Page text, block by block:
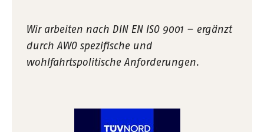
Wir arbeiten nach DIN EN ISO 9001 – ergänzt
durch AWO spezifische und
wohlfahrtspolitische Anforderungen.